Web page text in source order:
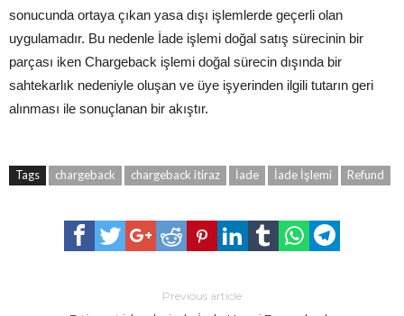
sonucunda ortaya çıkan yasa dışı işlemlerde geçerli olan
uygulamadır. Bu nedenle İade işlemi doğal satış sürecinin bir
parçası iken Chargeback işlemi doğal sürecin dışında bir
sahtekarlık nedeniyle oluşan ve üye işyerinden ilgili tutarın geri
alınması ile sonuçlanan bir akıştır.
Tags chargeback chargeback itiraz İade İade İşlemi Refund
Previous article